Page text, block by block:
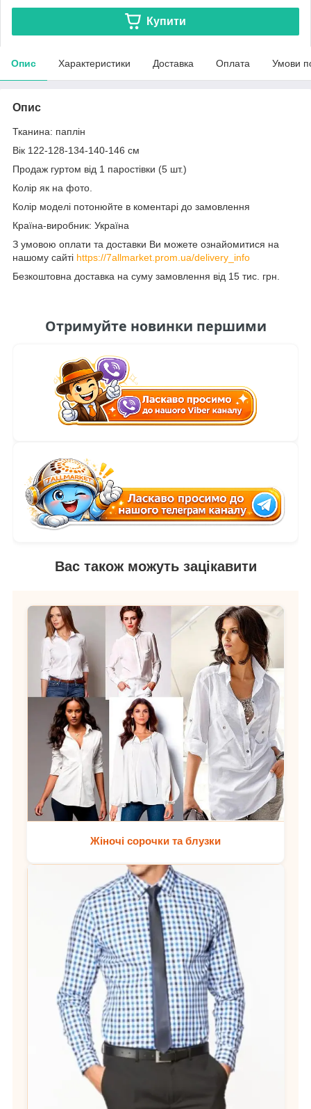
Купити
Опис Характеристики Доставка Оплата Умови
Опис
Тканина: паплін
Вік 122-128-134-140-146 см
Продаж гуртом від 1 паростівки (5 шт.)
Колір як на фото.
Колір моделі потонюйте в коментарі до замовлення
Країна-виробник: Україна
З умовою оплати та доставки Ви можете ознайомитися на
нашому сайті https://7allmarket.prom.ua/delivery_info
Безкоштовна доставка на суму замовлення від 15 тис. грн.
Отримуйте новинки першими
Вас також можуть зацікавити
Жіночі сорочки та блузки